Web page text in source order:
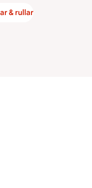
& rullar